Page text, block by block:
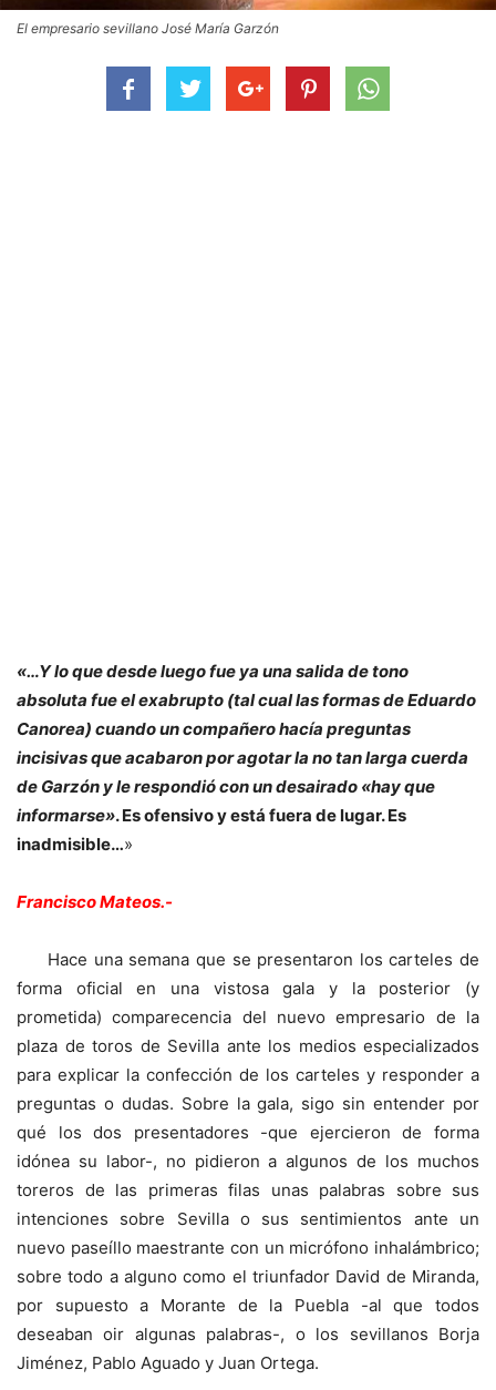
El empresario sevillano José María Garzón
«…Y lo que desde luego fue ya una salida de tono
absoluta fue el exabrupto (tal cual las formas de Eduardo
Canorea) cuando un compañero hacía preguntas
incisivas que acabaron por agotar la no tan larga cuerda
de Garzón y le respondió con un desairado «hay que
informarse». Es ofensivo y está fuera de lugar. Es
inadmisible…»
Francisco Mateos.-
Hace una semana que se presentaron los carteles de
forma oficial en una vistosa gala y la posterior (y
prometida) comparecencia del nuevo empresario de la
plaza de toros de Sevilla ante los medios especializados
para explicar la confección de los carteles y responder a
preguntas o dudas. Sobre la gala, sigo sin entender por
qué los dos presentadores -que ejercieron de forma
idónea su labor-, no pidieron a algunos de los muchos
toreros de las primeras filas unas palabras sobre sus
intenciones sobre Sevilla o sus sentimientos ante un
nuevo paseíllo maestrante con un micrófono inhalámbrico;
sobre todo a alguno como el triunfador David de Miranda,
por supuesto a Morante de la Puebla -al que todos
deseaban oir algunas palabras-, o los sevillanos Borja
Jiménez, Pablo Aguado y Juan Ortega.